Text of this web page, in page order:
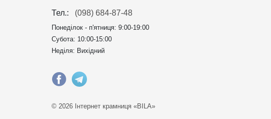
Тел.: (098) 684-87-48
Понеділок - п'ятниця: 9:00-19:00
Субота: 10:00-15:00
Неділя: Вихідний
© 2026 Інтернет крамниця «BILA»